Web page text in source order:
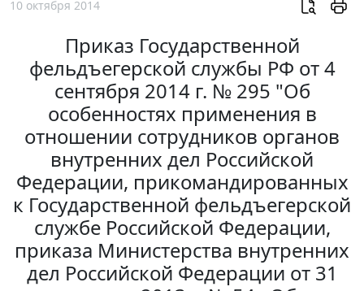
10 октября 2014
Приказ Государственной
фельдъегерской службы РФ от 4
сентября 2014 г. № 295 "Об
особенностях применения в
отношении сотрудников органов
внутренних дел Российской
Федерации, прикомандированных
к Государственной фельдъегерской
службе Российской Федерации,
приказа Министерства внутренних
дел Российской Федерации от 31